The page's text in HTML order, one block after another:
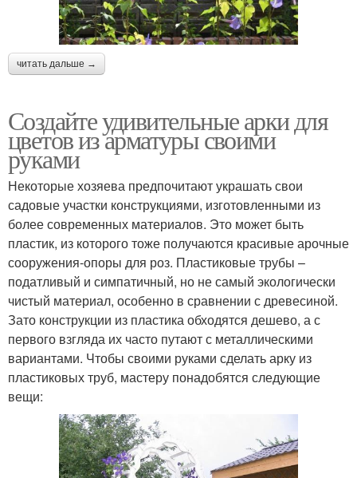
читать дальше →
Создайте удивительные арки для
цветов из арматуры своими
руками
Некоторые хозяева предпочитают украшать свои
садовые участки конструкциями, изготовленными из
более современных материалов. Это может быть
пластик, из которого тоже получаются красивые арочные
сооружения-опоры для роз. Пластиковые трубы –
податливый и симпатичный, но не самый экологически
чистый материал, особенно в сравнении с древесиной.
Зато конструкции из пластика обходятся дешево, а с
первого взгляда их часто путают с металлическими
вариантами. Чтобы своими руками сделать арку из
пластиковых труб, мастеру понадобятся следующие
вещи: